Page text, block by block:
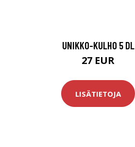
UNIKKO-KULHO 5 DL
27 EUR
LISÄTIETOJA